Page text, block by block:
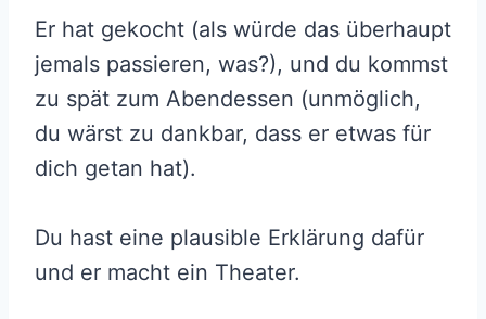
Er hat gekocht (als würde das überhaupt
jemals passieren, was?), und du kommst
zu spät zum Abendessen (unmöglich,
du wärst zu dankbar, dass er etwas für
dich getan hat).
Du hast eine plausible Erklärung dafür
und er macht ein Theater.